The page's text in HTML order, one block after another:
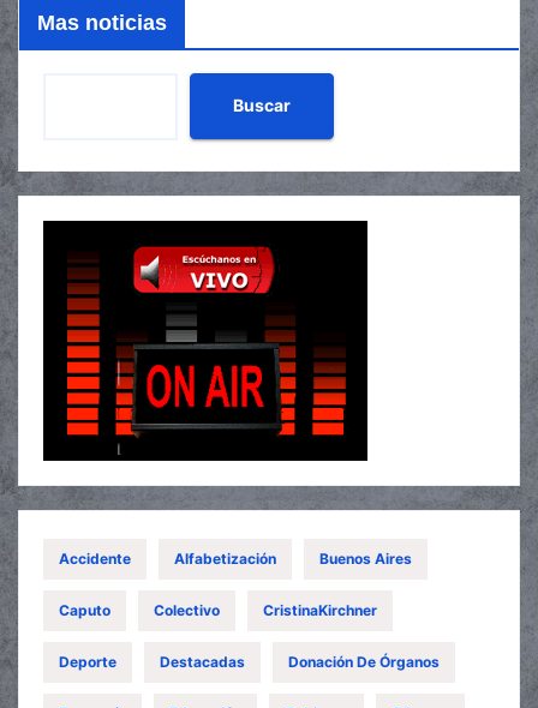
Mas noticias
Buscar
Accidente Alfabetización Buenos Aires
Caputo Colectivo CristinaKirchner
Deporte Destacadas Donación De Órganos